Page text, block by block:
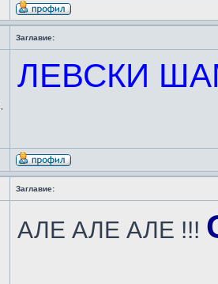
Заглавие:
ЛЕВСКИ
Заглавие:
АЛЕ АЛЕ АЛЕ !!!